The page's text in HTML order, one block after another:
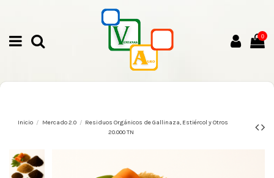
0
Inicio Mercado 2.0
Residuos Orgánicos de Gallinaza, Estiércol y Otros
20.000 TN